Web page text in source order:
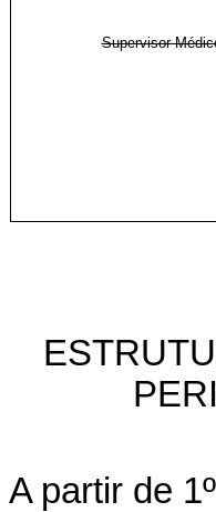
Supervisor
A partir de